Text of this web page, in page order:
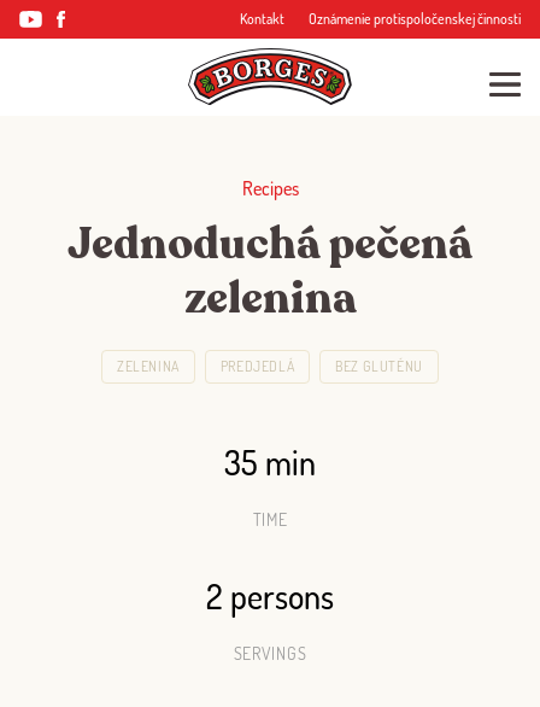
Kontakt Oznámenie protispoločenskej činnosti
Recipes
Jednoduchá pečená
zelenina
ZELENINA PREDJEDLÁ BEZ GLUTÉNU
35 min
TIME
2 persons
SERVINGS